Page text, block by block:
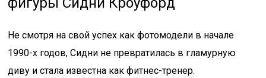
Не смотря на свой успех как фотомодели в начале
1990-х годов, Сидни не превратилась в гламурную
диву и стала известна как фитнес-тренер.